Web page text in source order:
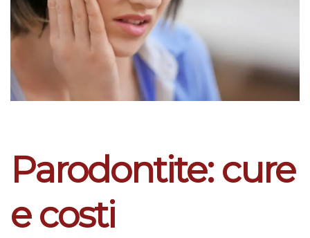
Parodontite: cure
e costi